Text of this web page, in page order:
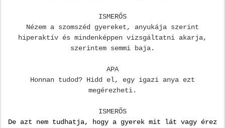
ISMERŐS
Nézem a szomszéd gyereket, anyukája szerint
hiperaktív és mindenképpen vizsgáltatni akarja,
szerintem semmi baja.
APA
Honnan tudod? Hidd el, egy igazi anya ezt
megérezheti.
ISMERŐS
De azt nem tudhatja, hogy a gyerek mit lát vagy érez